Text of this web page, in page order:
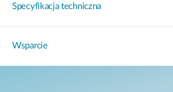
Specyfikacja techniczna
Wsparcie